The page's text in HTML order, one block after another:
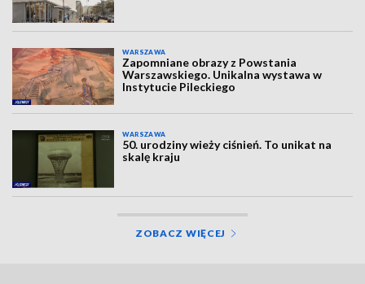
WARSZAWA
Zapomniane obrazy z Powstania
Warszawskiego. Unikalna wystawa w
Instytucie Pileckiego
WARSZAWA
50. urodziny wieży ciśnień. To unikat na
skalę kraju
ZOBACZ WIĘCEJ